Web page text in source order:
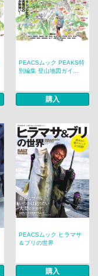
PEACSムック PEAKS特
別編集 登山地図ガイ...
購入
PEACSムック ヒラマサ
＆ブリの世界
購入